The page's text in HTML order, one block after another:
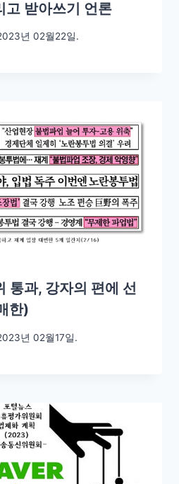
고 받아쓰기 언론
년 02월22일.
통과, 강자의 편에 선
한)
년 02월17일.